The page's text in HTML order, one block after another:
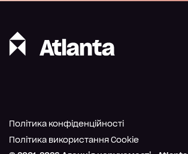
Політика конфіденційності
Політика використання Cookie